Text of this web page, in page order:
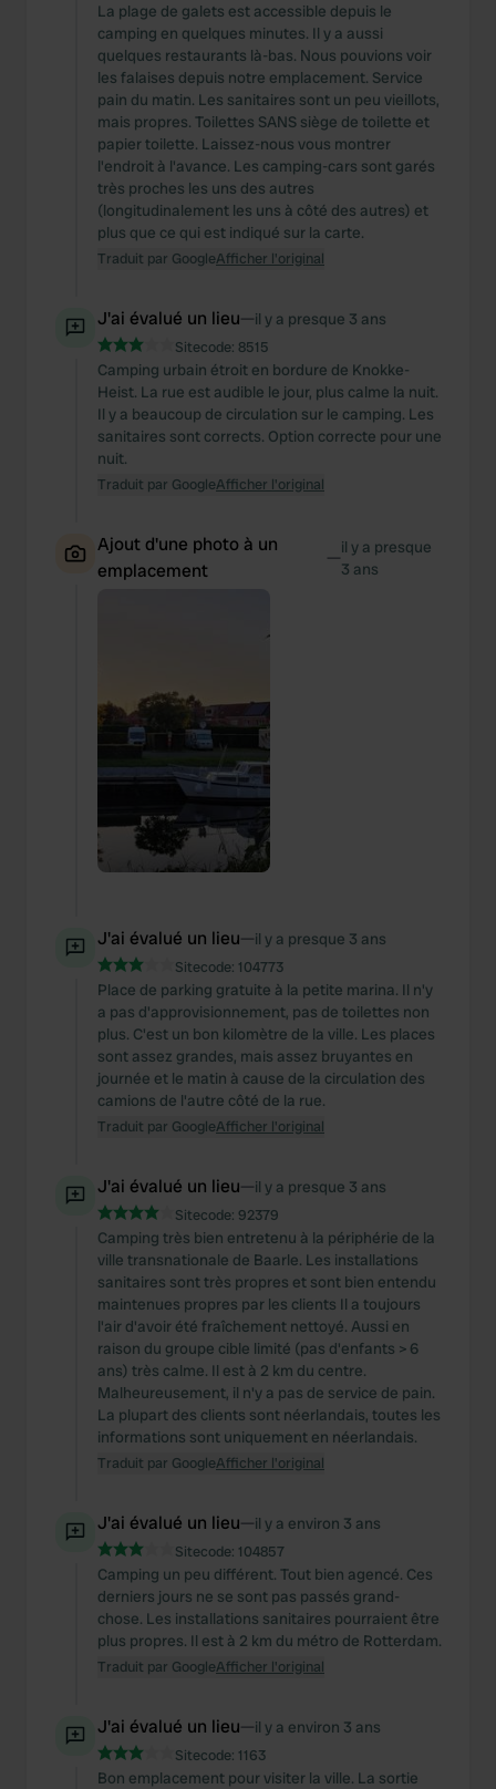
La plage de galets est accessible depuis le
camping en quelques minutes. Il y a aussi
quelques restaurants là-bas. Nous pouvions voir
les falaises depuis notre emplacement. Service
pain du matin. Les sanitaires sont un peu vieillots,
mais propres. Toilettes SANS siège de toilette et
papier toilette. Laissez-nous vous montrer
l'endroit à l'avance. Les camping-cars sont garés
très proches les uns des autres
(longitudinalement les uns à côté des autres) et
plus que ce qui est indiqué sur la carte.
Traduit par GoogleAfficher l'original
J'ai évalué un lieu—il y a presque 3 ans
Sitecode: 8515
Camping urbain étroit en bordure de Knokke-
Heist. La rue est audible le jour, plus calme la nuit.
Il y a beaucoup de circulation sur le camping. Les
sanitaires sont corrects. Option correcte pour une
nuit.
Traduit par GoogleAfficher l'original
Ajout d'une photo à un
emplacement
—il y a presque
3 ans
J'ai évalué un lieu—il y a presque 3 ans
Sitecode: 104773
Place de parking gratuite à la petite marina. Il n'y
a pas d'approvisionnement, pas de toilettes non
plus. C'est un bon kilomètre de la ville. Les places
sont assez grandes, mais assez bruyantes en
journée et le matin à cause de la circulation des
camions de l'autre côté de la rue.
Traduit par GoogleAfficher l'original
J'ai évalué un lieu—il y a presque 3 ans
Sitecode: 92379
Camping très bien entretenu à la périphérie de la
ville transnationale de Baarle. Les installations
sanitaires sont très propres et sont bien entendu
maintenues propres par les clients Il a toujours
l'air d'avoir été fraîchement nettoyé. Aussi en
raison du groupe cible limité (pas d'enfants > 6
ans) très calme. Il est à 2 km du centre.
Malheureusement, il n'y a pas de service de pain.
La plupart des clients sont néerlandais, toutes les
informations sont uniquement en néerlandais.
Traduit par GoogleAfficher l'original
J'ai évalué un lieu—il y a environ 3 ans
Sitecode: 104857
Camping un peu différent. Tout bien agencé. Ces
derniers jours ne se sont pas passés grand-
chose. Les installations sanitaires pourraient être
plus propres. Il est à 2 km du métro de Rotterdam.
Traduit par GoogleAfficher l'original
J'ai évalué un lieu—il y a environ 3 ans
Sitecode: 1163
Bon emplacement pour visiter la ville. La sortie